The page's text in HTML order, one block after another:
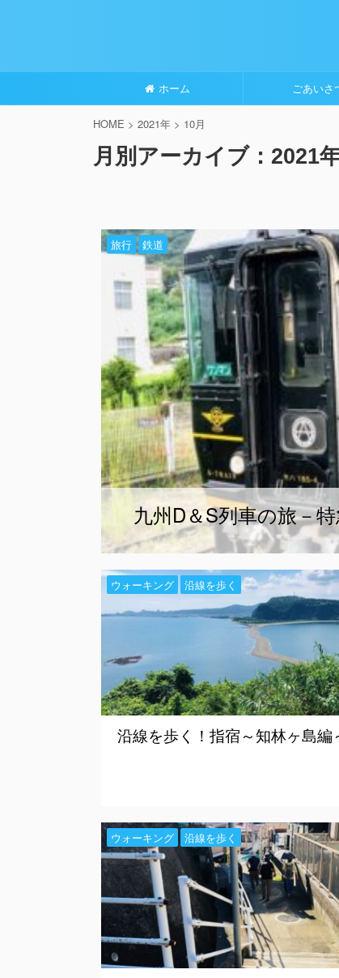
ホーム ごあいさ
HOME > 2021年 > 10月
月別アーカイブ：2021
旅行 鉄道
九州D＆S列車の旅－
ウォーキング 沿線を歩く
沿線を歩く！指宿～知林ヶ島編
ウォーキング 沿線を歩く